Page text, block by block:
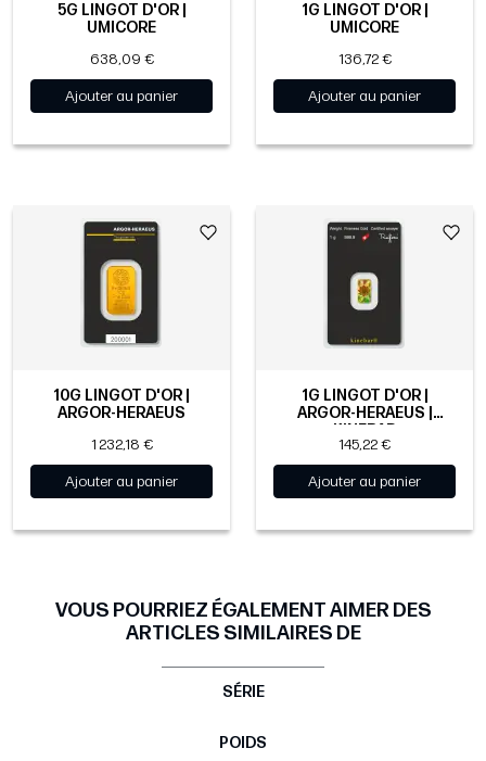
5G LINGOT D'OR |
UMICORE
638,09 €
Ajouter au panier
1G LINGOT D'OR |
UMICORE
136,72 €
Ajouter au panier
10G LINGOT D'OR |
ARGOR-HERAEUS
1 232,18 €
Ajouter au panier
1G LINGOT D'OR |
ARGOR-HERAEUS |
KINEBAR
145,22 €
Ajouter au panier
VOUS POURRIEZ ÉGALEMENT AIMER DES
ARTICLES SIMILAIRES DE
SÉRIE
POIDS